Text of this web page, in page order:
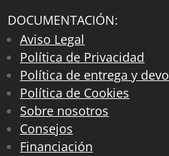
DOCUMENTACIÓN:
Aviso Legal
Política de Privacidad
Política de entrega y
Política de Cookies
Sobre nosotros
Consejos
Financiación